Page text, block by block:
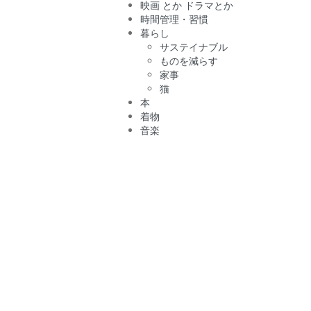
映画 とか ドラマとか
時間管理・習慣
暮らし
サステイナブル
ものを減らす
家事
猫
本
着物
音楽